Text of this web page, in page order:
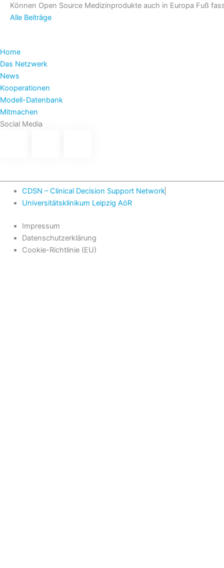
Können Open Source Medizinprodukte auch in Europa Fuß
Alle Beiträge
Home
Das Netzwerk
News
Kooperationen
Modell-Datenbank
Mitmachen
Social Media
CDSN – Clinical Decision Support Network
Universitätsklinikum Leipzig AöR
Impressum
Datenschutzerklärung
Cookie-Richtlinie (EU)